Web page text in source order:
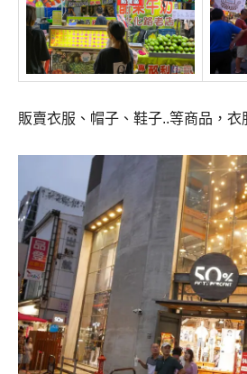
販賣衣服、帽子、鞋子..等商品，衣